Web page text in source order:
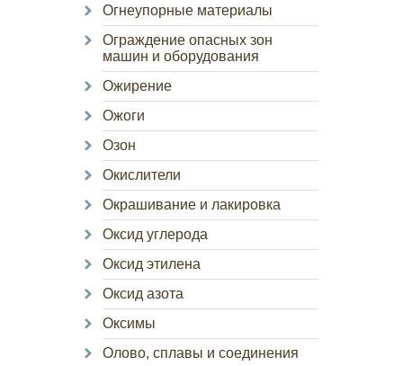
Огнеупорные материалы
Ограждение опасных зон
машин и оборудования
Ожирение
Ожоги
Озон
Окислители
Окрашивание и лакировка
Оксид углерода
Оксид этилена
Оксид азота
Оксимы
Олово, сплавы и соединения